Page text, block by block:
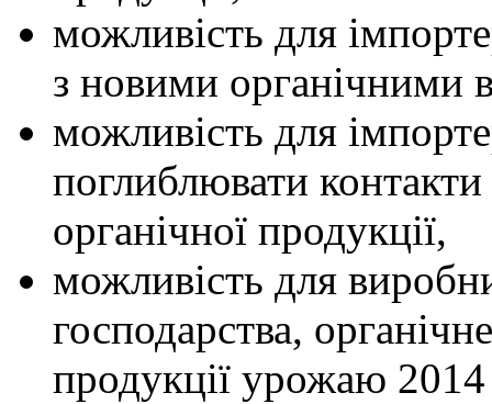
можливість для
з новими органічними
можливість для
поглиблювати
органічної продукції,
можливість для
господарства,
продукції урожаю